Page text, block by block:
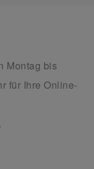
Montag bis
für Ihre Online-
.